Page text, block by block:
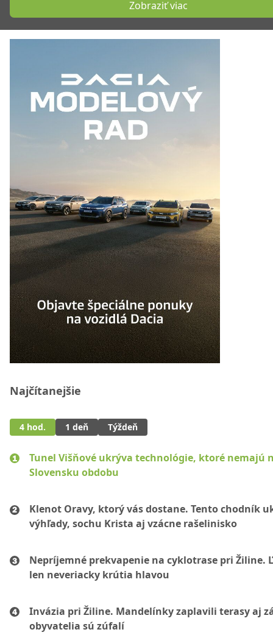
Zobraziť viac
Najčítanejšie
4 hod. 1 deň Týždeň
Tunel Višňové ukrýva technológie, ktoré nemajú
Slovensku obdobu
Klenot Oravy, ktorý vás dostane. Tento chodník
výhľady, sochu Krista aj vzácne rašelinisko
Nepríjemné prekvapenie na cyklotrase pri Žiline.
len neveriacky krútia hlavou
Invázia pri Žiline. Mandelínky zaplavili terasy aj
obyvatelia sú zúfalí